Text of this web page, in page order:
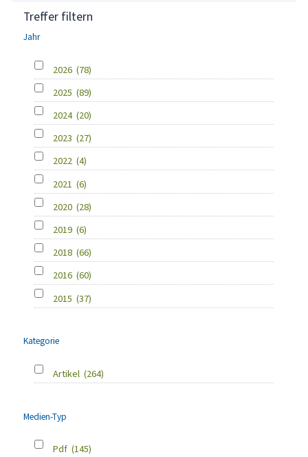
Treffer filtern
Jahr
2026 (78)
2025 (89)
2024 (20)
2023 (27)
2022 (4)
2021 (6)
2020 (28)
2019 (6)
2018 (66)
2016 (60)
2015 (37)
Kategorie
Artikel (264)
Medien-Typ
Pdf (145)